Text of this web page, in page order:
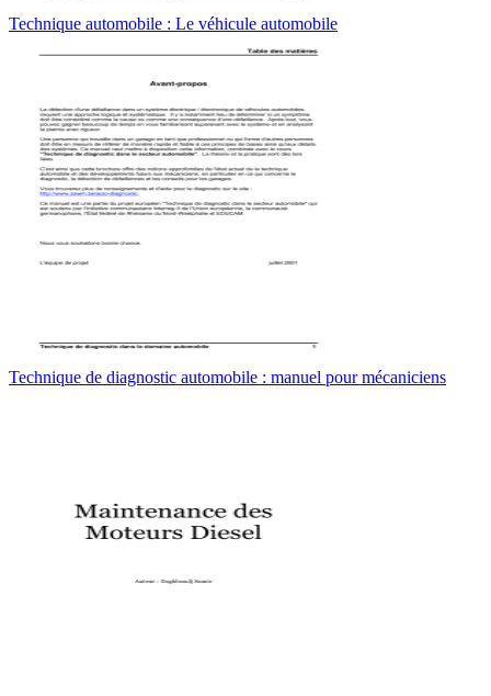
Technique automobile : Le véhicule automobile
Technique de diagnostic automobile : manuel pour mécaniciens